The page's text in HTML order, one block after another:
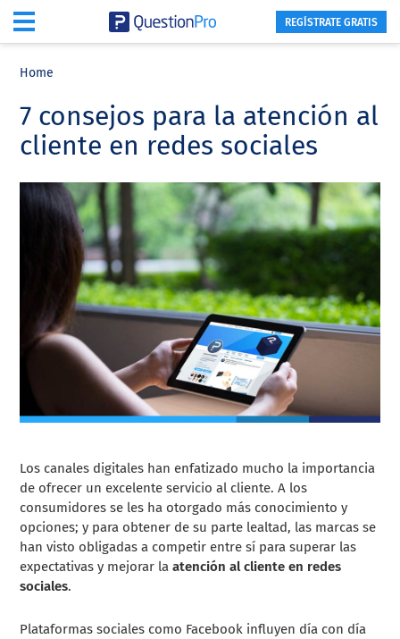
content
sidebar
REGÍSTRATE GRATIS
Home
7 consejos para la atención al
cliente en redes sociales
Los canales digitales han enfatizado mucho la importancia
de ofrecer un excelente servicio al cliente. A los
consumidores se les ha otorgado más conocimiento y
opciones; y para obtener de su parte lealtad, las marcas se
han visto obligadas a competir entre sí para superar las
expectativas y mejorar laatención al cliente en redes
sociales.
Plataformas sociales como Facebook influyen día con día